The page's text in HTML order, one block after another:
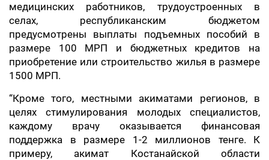
медицинских работников, трудоустроенных в
селах, республиканским бюджетом
предусмотрены выплаты подъемных пособий в
размере 100 МРП и бюджетных кредитов на
приобретение или строительство жилья в размере
1500 МРП.
“Кроме того, местными акиматами регионов, в
целях стимулирования молодых специалистов,
каждому врачу оказывается финансовая
поддержка в размере 1-2 миллионов тенге. К
примеру, акимат Костанайской области